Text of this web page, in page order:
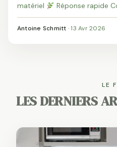
matériel
Réponse rapide
scarificateur manuel ? Prix et
modèles et ce qu’il faut
Antoine Schmitt ·13 Avr 2026
LE
LES DERNIERS